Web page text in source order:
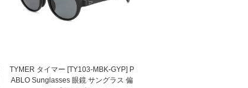
TYMER タイマー [TY103-MBK-GYP] P
ABLO Sunglasses 眼鏡 サングラス 偏